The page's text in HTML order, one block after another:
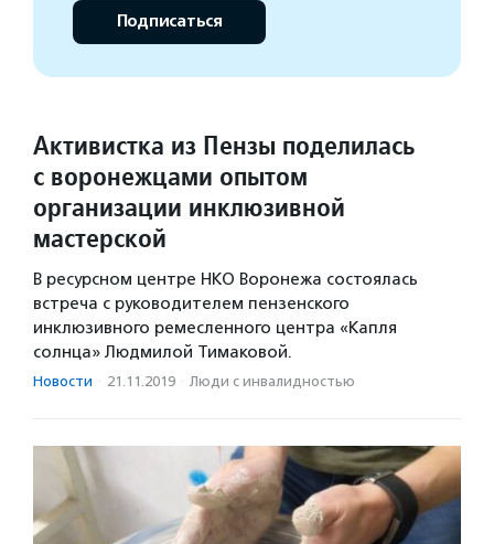
Подписаться
Активистка из Пензы поделилась
с воронежцами опытом
организации инклюзивной
мастерской
В ресурсном центре НКО Воронежа состоялась
встреча с руководителем пензенского
инклюзивного ремесленного центра «Капля
солнца» Людмилой Тимаковой.
Новости · 21.11.2019 · Люди с инвалидностью